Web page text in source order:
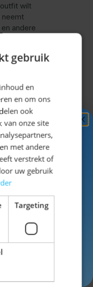
wilt
neemt
andere
look
en
jouw
te maken?
tas dames
of carnaval.
gebruik
en
en om ons
ook
van onze site
met andere
verstrekt of
uw gebruik
Targeting
en ontvang toegang